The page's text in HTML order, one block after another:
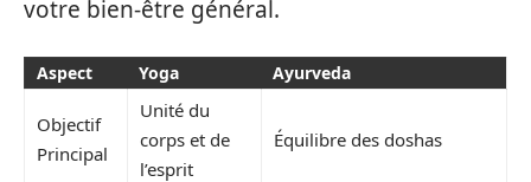
votre bien-être général.
Aspect Yoga Ayurveda
Objectif
Principal
Unité du
corps et de
l’esprit
Équilibre des doshas